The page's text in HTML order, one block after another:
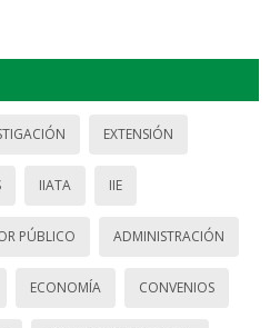
EXTENSIÓN
IIATA IIE
PÚBLICO ADMINISTRACIÓN
ECONOMÍA CONVENIOS